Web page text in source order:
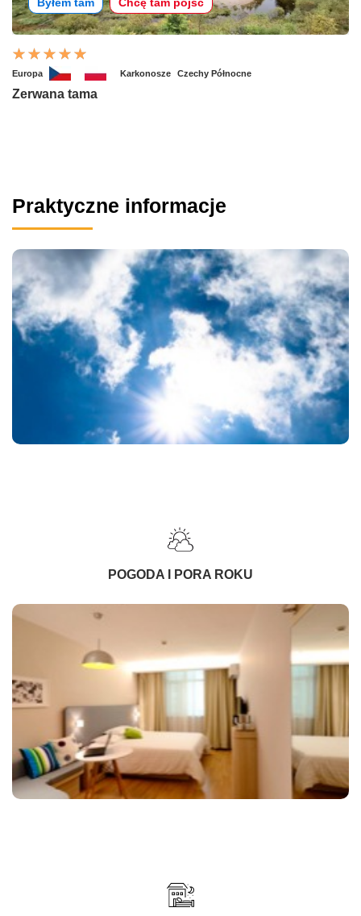
Europa Karkonosze Czechy Północne
Zerwana tama
Praktyczne informacje
POGODA I PORA ROKU